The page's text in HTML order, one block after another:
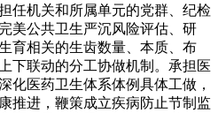
任机关和所属单元的党群、纪检
美公共卫生严沉风险评估、研
育相关的生齿数量、本质、布
下联动的分工协做机制。承担医
化医药卫生体系体例具体工做，
推进，鞭策成立疾病防止节制监